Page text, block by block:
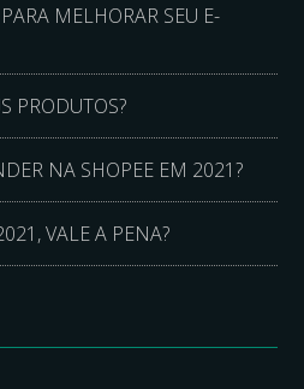
MELHORAR SEU E-
PRODUTOS?
NA SHOPEE EM 2021?
VALE A PENA?